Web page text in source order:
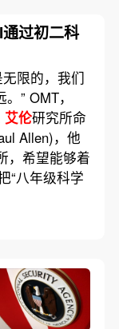
过初二科
限的，我们
” OMT，
艾伦研究所命
Allen)，他
，希望能够着
“八年级科学